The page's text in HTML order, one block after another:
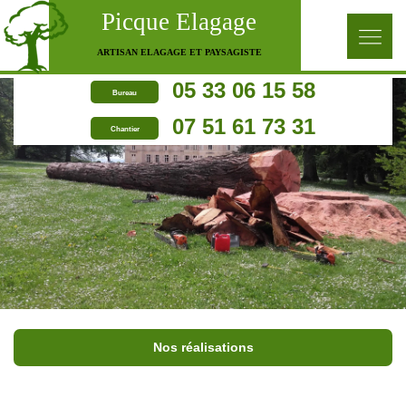
Picque Elagage
ARTISAN ELAGAGE ET PAYSAGISTE
Bureau 05 33 06 15 58
Chantier 07 51 61 73 31
Nos réalisations